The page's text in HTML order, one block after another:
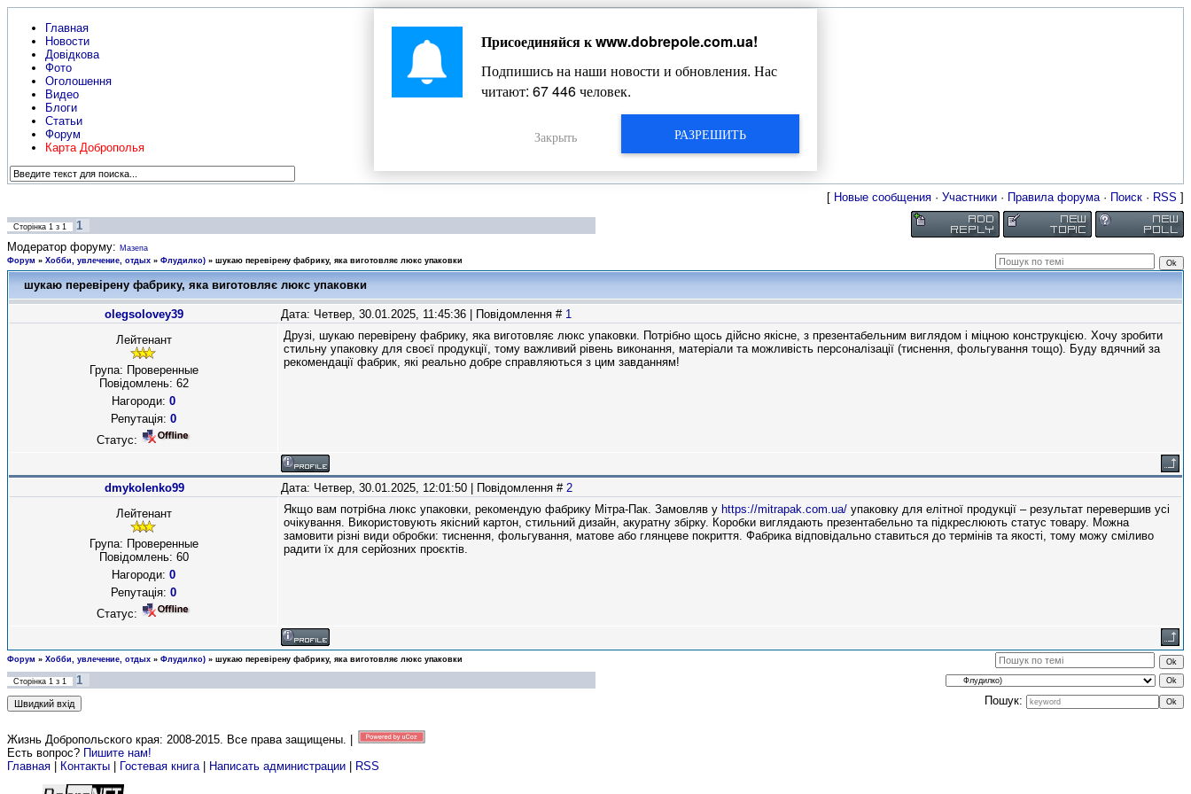
Главная
Новости
Довідкова
Фото
Оголошення
Видео
Блоги
Статьи
Форум
Карта Доброполья
Жизнь Добропольского края
[ Новые сообщения · Участники · Правила форума· Поиск · RSS ]
Сторінка 1 з 1
1
Модератор форуму: Мазепа
Форум » Хобби, увлечение, отдых » Флудилко) » шукаю перевірену фабрику, яка виготовляє люкс упаковки
шукаю перевірену фабрику, яка виготовляє люкс упаковки
olegsolovey39 Дата: Четвер, 30.01.2025, 11:45:36 | Повідомлення # 1
Лейтенант
Група: Проверенные
Повідомлень: 62
Нагороди: 0
Репутація: 0
Статус:
Друзі, шукаю перевірену фабрику, яка виготовляє люкс упаковки. Потрібно щось дійсно якісне, з презентабельним виглядом і міцною конструкцією. Хочу зробити
стильну упаковку для своєї продукції, тому важливий рівень виконання, матеріали та можливість персоналізації (тиснення, фольгування тощо). Буду вдячний за
рекомендації фабрик, які реально добре справляються з цим завданням!
dmykolenko99 Дата: Четвер, 30.01.2025, 12:01:50 | Повідомлення # 2
Лейтенант
Група: Проверенные
Повідомлень: 60
Нагороди: 0
Репутація: 0
Статус:
Якщо вам потрібна люкс упаковки, рекомендую фабрику Мітра-Пак. Замовляв у https://mitrapak.com.ua/ упаковку для елітної продукції – результат перевершив усі
очікування. Використовують якісний картон, стильний дизайн, акуратну збірку. Коробки виглядають презентабельно та підкреслюють статус товару. Можна
замовити різні види обробки: тиснення, фольгування, матове або глянцеве покриття. Фабрика відповідально ставиться до термінів та якості, тому можу сміливо
радити їх для серйозних проєктів.
Форум » Хобби, увлечение, отдых » Флудилко) » шукаю перевірену фабрику, яка виготовляє люкс упаковки
Сторінка 1 з 1
1
Пошук:
Жизнь Добропольского края: 2008-2015. Все права защищены. |
Есть вопрос? Пишите нам!
Главная
Контакты Гостевая книга| Написать администрации RSS
Присоединяйся кwww.dobrepole.com.ua!
Подпишись на наши новости и обновления. Нас
читают: 67 446человек.
РАЗРЕШИТЬ
Закрыть